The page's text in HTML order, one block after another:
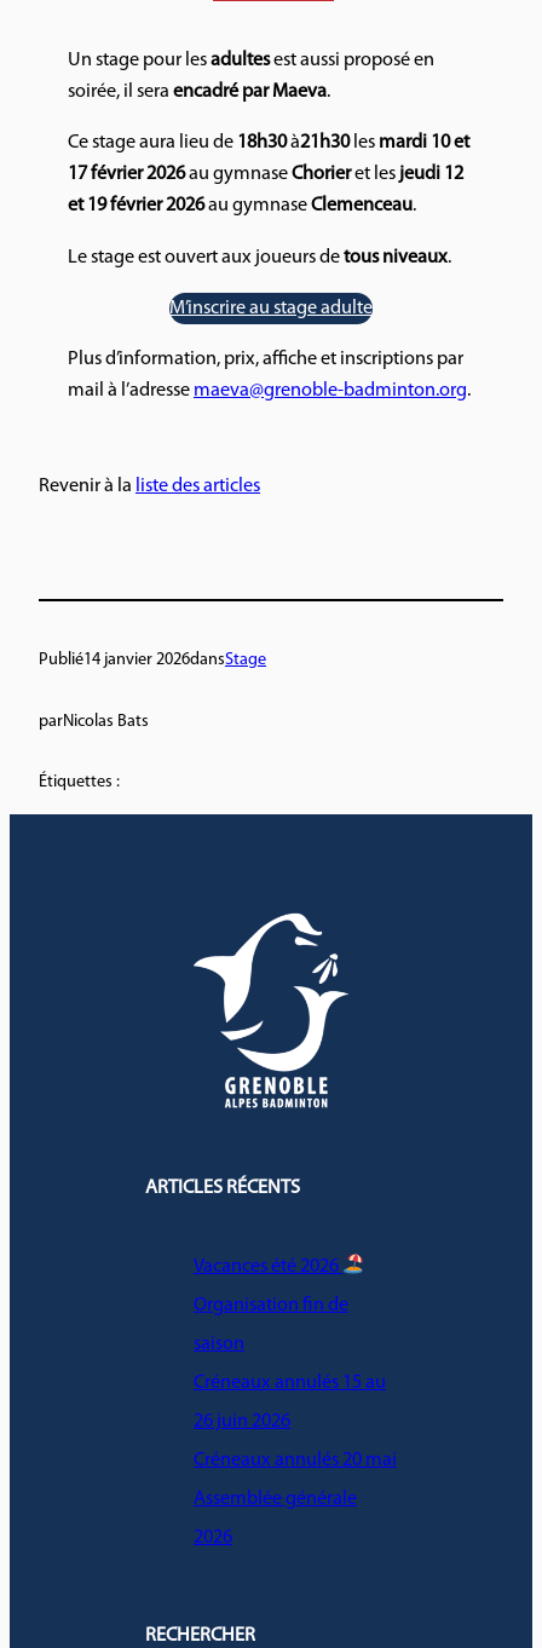
Un stage pour lesadultesest aussi proposé en
soirée, il sera encadré par Maeva.
Ce stage aura lieu de 18h30à21h30les mardi 10 et
17 février 2026au gymnaseChorieret les jeudi 12
et 19 février 2026au gymnaseClemenceau.
Le stage est ouvert aux joueurs detous niveaux.
M’inscrire au stage adulte
Plus d’information, prix, affiche et inscriptions par
mail à l’adresse maeva@grenoble-badminton.org.
Revenir à la liste des articles
Publié14 janvier 2026dansStage
parNicolas Bats
Étiquettes :
ARTICLES RÉCENTS
Vacances été 2026
Organisation fin de
saison
Créneaux annulés 15 au
26 juin 2026
Créneaux annulés 20 mai
Assemblée générale
2026
RECHERCHER